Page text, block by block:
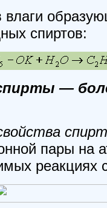
влаги
спиртов:
—
пары на
реакциях